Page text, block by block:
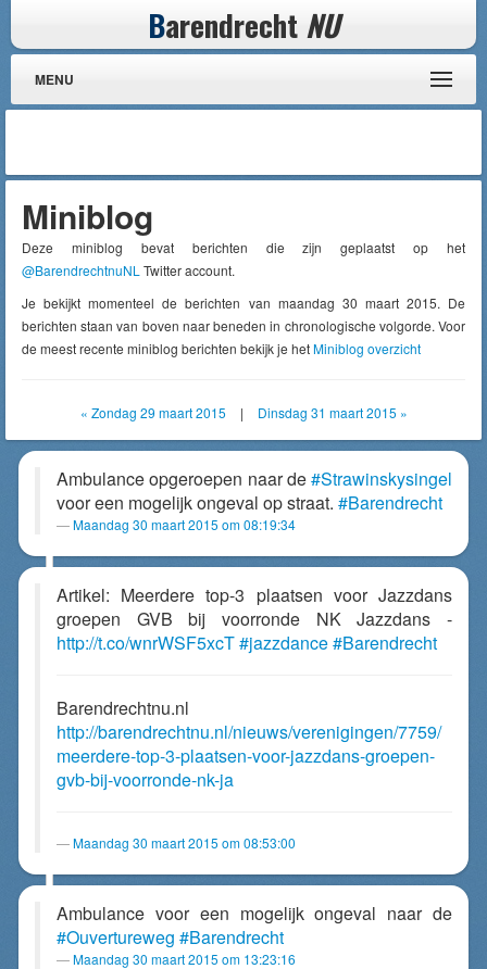
Barendrecht NU
MENU
Miniblog
Deze miniblog bevat berichten die zijn geplaatst op het
@BarendrechtnuNL Twitter account.
Je bekijkt momenteel de berichten van maandag 30 maart 2015. De
berichten staan van boven naar beneden in chronologische volgorde. Voor
de meest recente miniblog berichten bekijk je hetMiniblog overzicht
« Zondag 29 maart 2015 | Dinsdag 31 maart 2015 »
Ambulance opgeroepen naar de#Strawinskysingel
voor een mogelijk ongeval op straat. #Barendrecht
Maandag 30 maart 2015 om 08:19:34
Artikel: Meerdere top-3 plaatsen voor Jazzdans
groepen GVB bij voorronde NK Jazzdans -
http://t.co/wnrWSF5xcT#jazzdance#Barendrecht
Barendrechtnu.nl
http://barendrechtnu.nl/nieuws/verenigingen/7759/
meerdere-top-3-plaatsen-voor-jazzdans-groepen-
gvb-bij-voorronde-nk-ja
Maandag 30 maart 2015 om 08:53:00
Ambulance voor een mogelijk ongeval naar de
#Ouvertureweg #Barendrecht
Maandag 30 maart 2015 om 13:23:16